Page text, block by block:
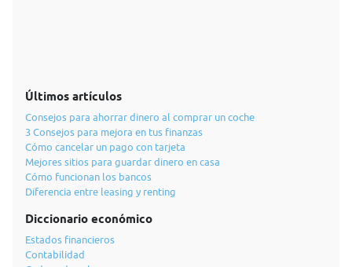
Últimos artículos
Consejos para ahorrar dinero al comprar un coche
3 Consejos para mejora en tus finanzas
Cómo cancelar un pago con tarjeta
Mejores sitios para guardar dinero en casa
Cómo funcionan los bancos
Diferencia entre leasing y renting
Diccionario económico
Estados financieros
Contabilidad